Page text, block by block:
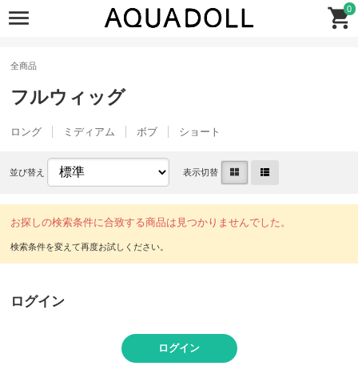
0
全商品
フルウィッグ
ロング ミディアム ボブ ショート
並び替え 表示切替
お探しの検索条件に合致する商品は見つかりませんでした。
ログイン
ログイン